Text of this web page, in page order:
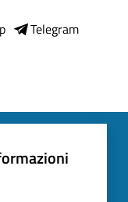
Telegram